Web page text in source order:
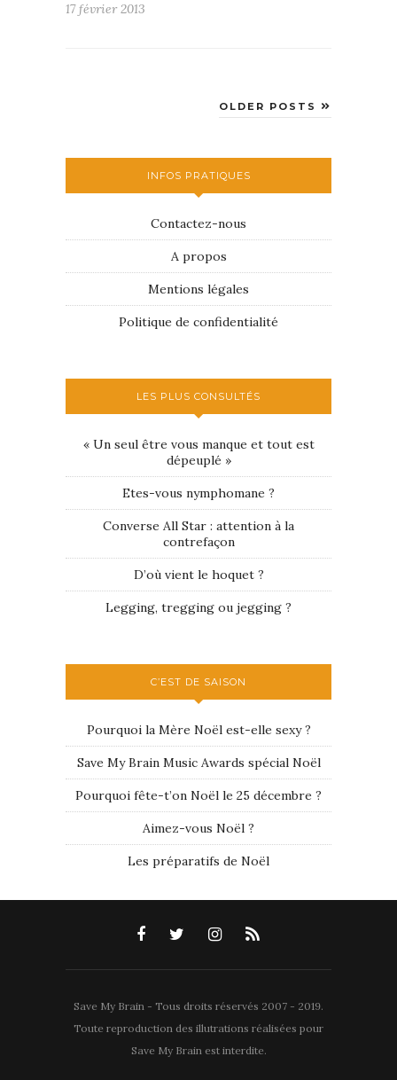
17 février 2013
OLDER POSTS
INFOS PRATIQUES
Contactez-nous
A propos
Mentions légales
Politique de confidentialité
LES PLUS CONSULTÉS
« Un seul être vous manque et tout est
dépeuplé »
Etes-vous nymphomane ?
Converse All Star : attention à la
contrefaçon
D’où vient le hoquet ?
Legging, tregging ou jegging ?
C’EST DE SAISON
Pourquoi la Mère Noël est-elle sexy ?
Save My Brain Music Awards spécial Noël
Pourquoi fête-t’on Noël le 25 décembre ?
Aimez-vous Noël ?
Les préparatifs de Noël
Save My Brain - Tous droits réservés 2007 - 2019.
Toute reproduction des illutrations réalisées pour
Save My Brain est interdite.